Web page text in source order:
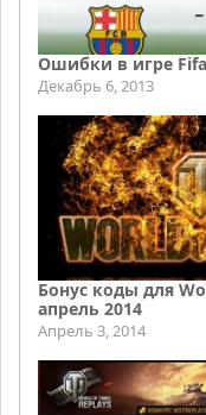
Ошибки в игре
Декабрь 6, 2013
Бонус коды для
апрель 2014
Апрель 3, 2014